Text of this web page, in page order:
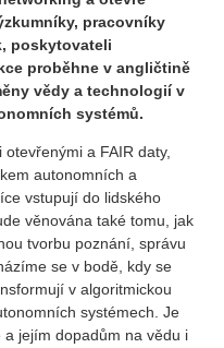
pracovníky
poskytovateli
proběhne v angličtině
vědy a technologií v
systémů.
a FAIR daty,
autonomních a
vstupují do lidského
věnována také tomu, jak
tvorbu poznání, správu
se v bodě, kdy se
v algoritmickou
systémech. Je
jejím dopadům na vědu i